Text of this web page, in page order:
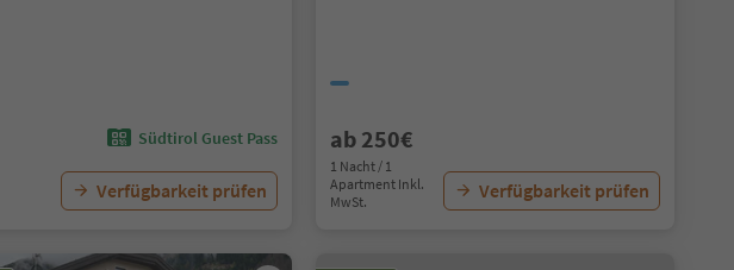
Südtirol Guest Pass
Verfügbarkeit prüfen
ab 250€
1 Nacht / 1
Apartment Inkl.
MwSt.
Verfügbarkeit prüfen